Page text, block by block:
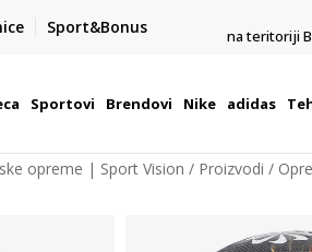
Sport&Bonus
: 055/490-400
9h - 16h
na teritoriji
Sportovi Brendovi Nike adidas
opreme | Sport Vision Proizvodi